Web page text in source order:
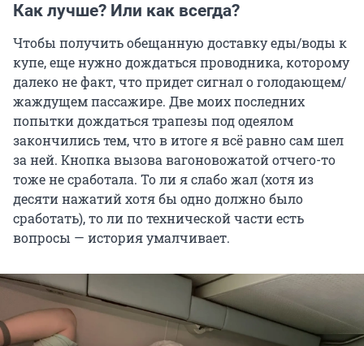
Как лучше? Или как всегда?
Чтобы получить обещанную доставку еды/воды к
купе, еще нужно дождаться проводника, которому
далеко не факт, что придет сигнал о голодающем/
жаждущем пассажире. Две моих последних
попытки дождаться трапезы под одеялом
закончились тем, что в итоге я всё равно сам шел
за ней. Кнопка вызова вагоновожатой отчего-то
тоже не сработала. То ли я слабо жал (хотя из
десяти нажатий хотя бы одно должно было
сработать), то ли по технической части есть
вопросы — история умалчивает.